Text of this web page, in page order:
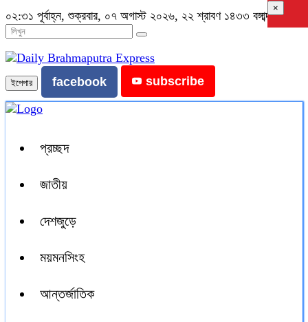
০২:৩১ পূর্বাহ্ন, শুক্রবার, ০৭ অগাস্ট ২০২৬, ২২ শ্রাবণ ১৪৩৩ বঙ্গাব্দ
ইপেপার facebook subscribe
প্রচ্ছদ
জাতীয়
দেশজুড়ে
ময়মনসিংহ
আন্তর্জাতিক
×